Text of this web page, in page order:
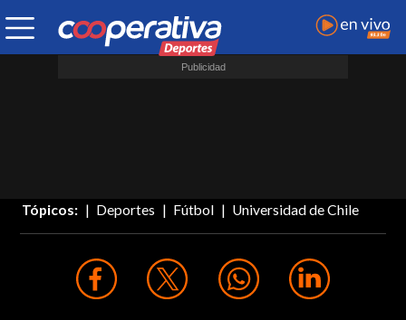
Tópicos: Deportes Fútbol Universidad de Chile